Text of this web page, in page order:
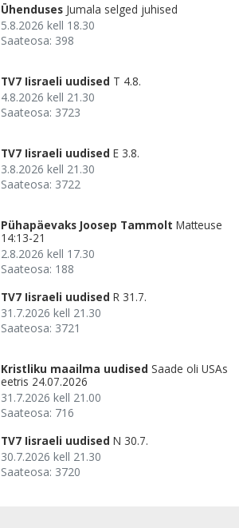
Ühenduses Jumala selged juhised
5.8.2026 kell 18.30
Saateosa: 398
TV7 Iisraeli uudised T 4.8.
4.8.2026 kell 21.30
Saateosa: 3723
TV7 Iisraeli uudised E 3.8.
3.8.2026 kell 21.30
Saateosa: 3722
Pühapäevaks Joosep Tammolt Matteuse
14:13-21
2.8.2026 kell 17.30
Saateosa: 188
TV7 Iisraeli uudised R 31.7.
31.7.2026 kell 21.30
Saateosa: 3721
Kristliku maailma uudised Saade oli USAs
eetris 24.07.2026
31.7.2026 kell 21.00
Saateosa: 716
TV7 Iisraeli uudised N 30.7.
30.7.2026 kell 21.30
Saateosa: 3720